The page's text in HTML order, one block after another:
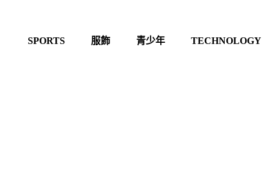
SPORTS 服飾 青少年 TECHNOLOGY